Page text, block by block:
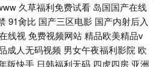
久草福利免费试看 岛国国产在线
91肏比 国产三区电影 国产内射后入
线视免费视频网站精品欧美精品v
成人无码视频 男女午夜福利影院 欧
版快手 日韩福利无码 四虎四房 亚洲